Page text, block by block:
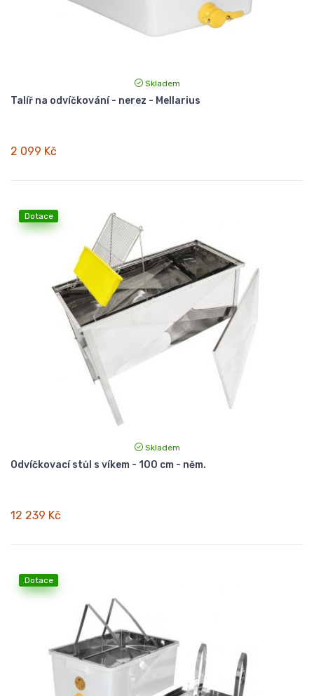
Skladem
Talíř na odvíčkování - nerez - Mellarius
2 099 Kč
Dotace
Skladem
Odvíčkovací stůl s víkem - 100 cm - něm.
12 239 Kč
Dotace